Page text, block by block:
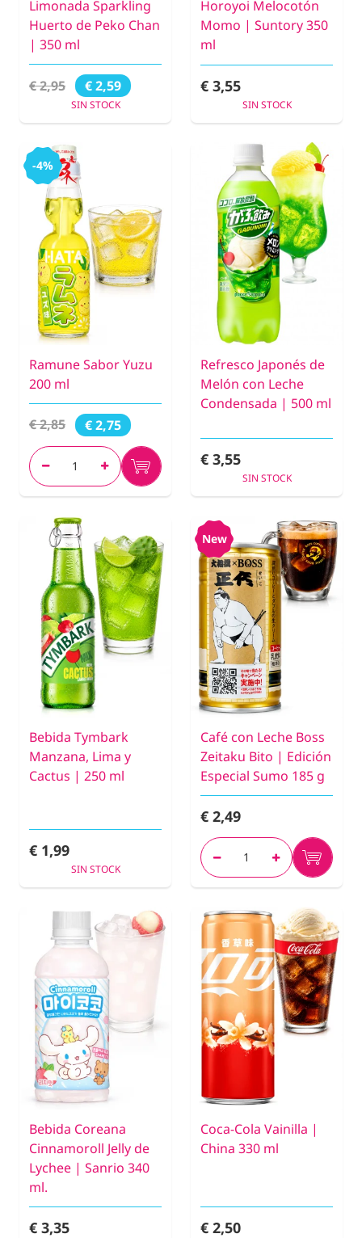
Limonada Sparkling
Huerto de Peko Chan
| 350 ml
€ 2,95 € 2,59
SIN STOCK
Horoyoi Melocotón
Momo | Suntory 350
ml
€ 3,55
SIN STOCK
-4%
Ramune Sabor Yuzu
200 ml
€ 2,85 € 2,75
Refresco Japonés de
Melón con Leche
Condensada | 500 ml
€ 3,55
SIN STOCK
Bebida Tymbark
Manzana, Lima y
Cactus | 250 ml
€ 1,99
SIN STOCK
New
Café con Leche Boss
Zeitaku Bito | Edición
Especial Sumo 185 g
€ 2,49
Bebida Coreana
Cinnamoroll Jelly de
Lychee | Sanrio 340
ml.
€ 3,35
Coca-Cola Vainilla |
China 330 ml
€ 2,50